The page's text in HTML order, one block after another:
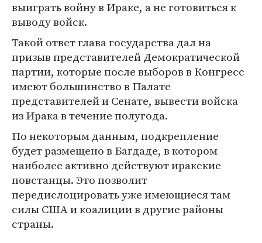
выиграть войну в Ираке, а не готовиться к
выводу войск.
Такой ответ глава государства дал на
призыв представителей Демократической
партии, которые после выборов в Конгресс
имеют большинство в Палате
представителей и Сенате, вывести войска
из Ирака в течение полугода.
По некоторым данным, подкрепление
будет размещено в Багдаде, в котором
наиболее активно действуют иракские
повстанцы. Это позволит
передислоцировать уже имеющиеся там
силы США и коалиции в другие районы
страны.